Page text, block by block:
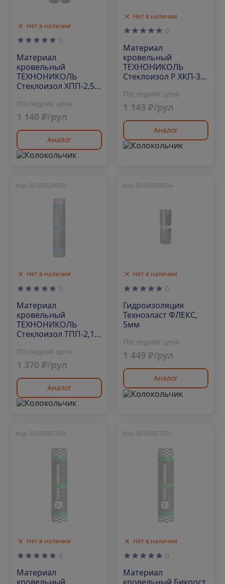
Нет в наличии
0
Материал
кровельный
ТЕХНОНИКОЛЬ
Стеклоизол ХПП-2,5,
Последняя цена
1 140 ₽/рул
Аналог
Нет в наличии
0
Материал
кровельный
ТЕХНОНИКОЛЬ
Стеклоизол Р ХКП-3,5
Последняя цена
1 143 ₽/рул
Аналог
Нет в наличии
Код: 00-00024090
0
Материал
кровельный
ТЕХНОНИКОЛЬ
Стеклоизол ТПП-2,1,
Последняя цена
1 370 ₽/рул
Аналог
Нет в наличии
Код: 00-00008004
0
Гидроизоляция
Техноэласт ФЛЕКС,
5мм
Последняя цена
1 449 ₽/рул
Аналог
Нет в наличии
Код: 00-00007506
0
Материал
Нет в наличии
Код: 00-00007501
0
Материал